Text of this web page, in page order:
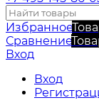
Избранное
Сравнение
Вход
Вход